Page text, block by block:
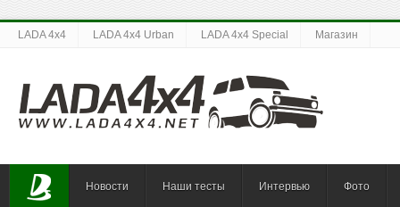
LADA 4x4 LADA 4x4 Urban LADA 4x4 Special Магазин
Новости Наши тесты Интервью Фото